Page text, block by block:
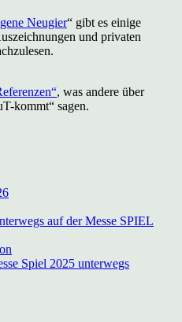
Neugier“ gibt es einige
und privaten
, was andere über
kommt“ sagen.
auf der Messe SPIEL
Spiel 2025 unterwegs